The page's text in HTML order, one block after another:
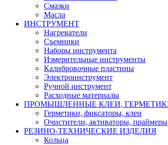
Смазки
Масла
ИНСТРУМЕНТ
Нагреватели
Съемники
Наборы инструмента
Измерительные инструменты
Калибровочные пластины
Электроинструмент
Ручной инструмент
Расходные материалы
ПРОМЫШЛЕННЫЕ КЛЕИ,
Герметики, фиксаторы, клеи
Очистители, активаторы, праймеры
РЕЗИНО-ТЕХНИЧЕСКИЕ ИЗДЕЛИЯ
Кольца